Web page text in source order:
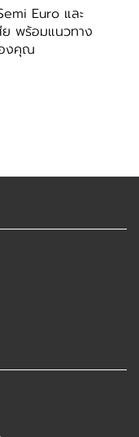
Euro และ
ย พร้อมแนวทาง
องคุณ